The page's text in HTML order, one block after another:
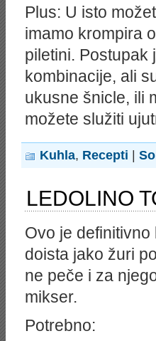
Plus: U isto
imamo krompira
piletini. Postupak
kombinacije, ali
ukusne šnicle, ili
možete služiti
Kuhla, Recepti
LEDOLINO
Ovo je
doista jako žuri
ne peče i za
mikser.
Potrebno: